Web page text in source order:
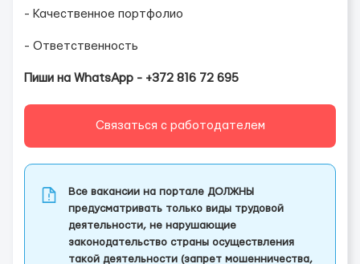
- Качественное портфолио
- Ответственность
Пиши на WhatsApp - +372 816 72 695
Связаться с работодателем
Все вакансии на портале ДОЛЖНЫ
предусматривать только виды трудовой
деятельности, не нарушающие
законодательство страны осуществления
такой деятельности (запрет мошенничества,